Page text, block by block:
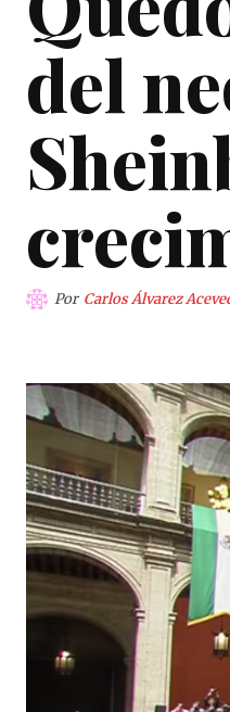
del
Por Carlos Álvarez